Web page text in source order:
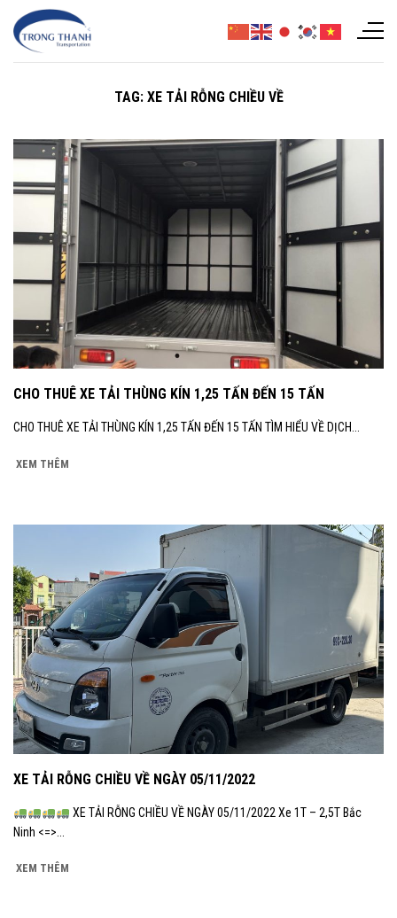
Chuyển
đến
TAG: XE TẢI RỖNG CHIỀU VỀ
CHO THUÊ XE TẢI THÙNG KÍN 1,25 TẤN ĐẾN 15 TẤN
CHO THUÊ XE TẢI THÙNG KÍN 1,25 TẤN ĐẾN 15 TẤN TÌM HIỂU VỀ DỊCH...
XEM THÊM
XE TẢI RỖNG CHIỀU VỀ NGÀY 05/11/2022
XE TẢI RỖNG CHIỀU VỀ NGÀY 05/11/2022 Xe 1T – 2,5T Bắc
Ninh <=>...
XEM THÊM